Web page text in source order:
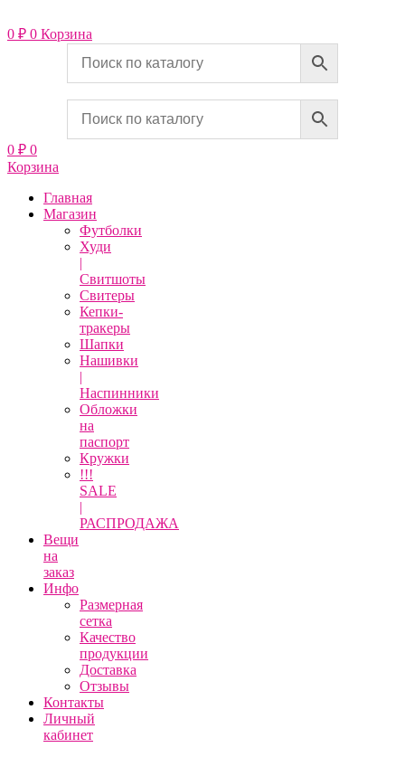
к
содержимому
0 ₽ 0 Корзина
0 ₽ 0
Корзина
Главная
Магазин
Футболки
Худи
|
Свитшоты
Свитеры
Кепки-
тракеры
Шапки
Нашивки
|
Наспинники
Обложки
на
паспорт
Кружки
!!!
SALE
|
РАСПРОДАЖА
Вещи
на
заказ
Инфо
Размерная
сетка
Качество
продукции
Доставка
Отзывы
Контакты
Личный
кабинет